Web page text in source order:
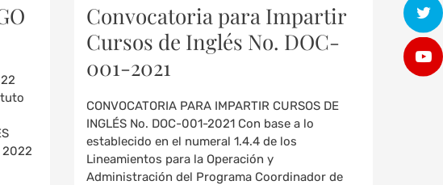
2022
Convocatoria para Impartir
Cursos de Inglés No. DOC-
001-2021
CONVOCATORIA PARA IMPARTIR CURSOS DE
INGLÉS No. DOC-001-2021 Con base a lo
establecido en el numeral 1.4.4 de los
Lineamientos para la Operación y
Administración del Programa Coordinador de